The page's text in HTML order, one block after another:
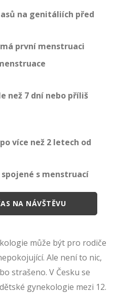
na genitáliích před
první menstruaci
než 7 dní nebo příliš
více než 2 letech od
s menstruací
NA NÁVŠTĚVU
může být pro rodiče
Ale není to nic,
strašeno. V Česku se
gynekologie mezi 12.